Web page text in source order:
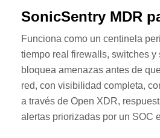
SonicSentry MDR
Funciona como un centinela
tiempo real firewalls, switches y
bloquea amenazas antes de
red, con visibilidad completa,
a través de Open XDR,
alertas priorizadas por un SOC